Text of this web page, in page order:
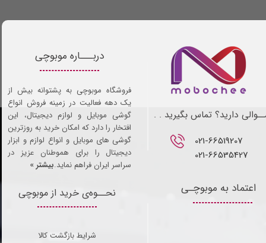
021-66519207​​​​​​​
021-66535427
دارید؟ تماس بگیرید . .
نحــوه‌ی خرید از موبوچی
شرایط بازگشت کالا
اعتماد به موبوچـی
دربـــاره موبوچی
فروشگاه موبوچی به پشتوانه بیش از
یک دهه فعالیت در زمینه فروش انواع
گوشی موبایل و لوازم دیجیتال، این
افتخار را دارد که امکان خرید به روزترین
گوشی های موبایل و انواع لوازم و ابزار
دیجیتال را برای هموطنان عزیز در
سراسر ایران فراهم نماید.بیشتر »